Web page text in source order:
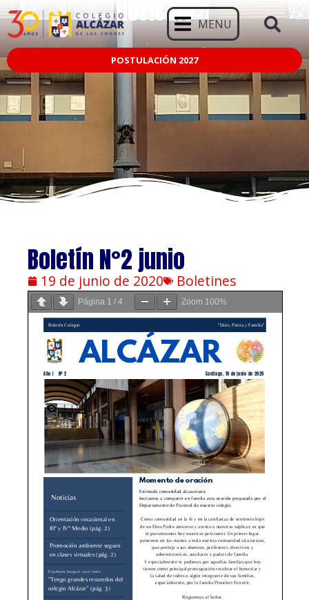
MENU
POSTULACIÓN 2027
NOTICIAS
Boletín N°2 junio
19 de junio de 2020 Boletines
Página 1 / 4 Zoom 100%